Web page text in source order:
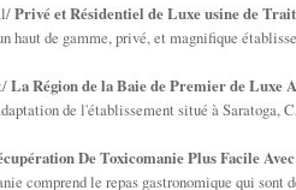
Privé et Résidentiel de Luxe usine de
de gamme, privé, et magnifique
La Région de la Baie de Premier de Luxe
de l'établissement situé à Saratoga,
De Toxicomanie Plus Facile
comprend le repas gastronomique qui